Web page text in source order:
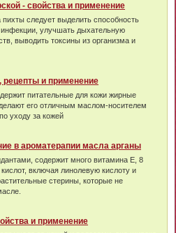
- свойства и применение
следует выделить способность
улучшать дыхательную
выводить токсины из организма и
рецепты и применение
питательные для кожи жирные
его отличным маслом-носителем
уходу за кожей
в ароматерапии масла арганы
содержит много витамина Е, 8
включая линолевую кислоту и
стерины, которые не
и применение